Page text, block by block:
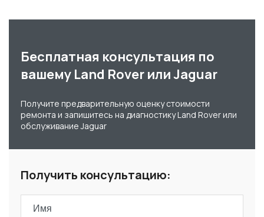
Бесплатная консультация по
вашему Land Rover или Jaguar
Получите предварительную оценку стоимости
ремонта и запишитесь на диагностику Land Rover или
обслуживание Jaguar
Получить консультацию: